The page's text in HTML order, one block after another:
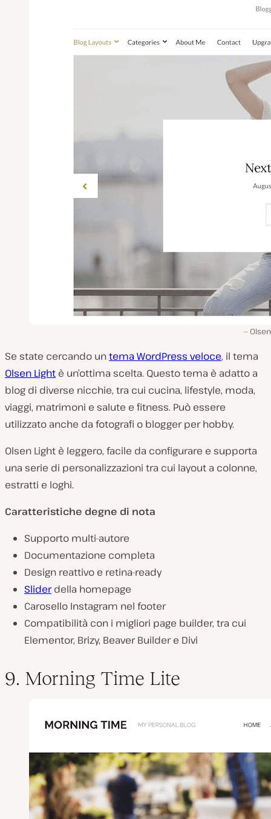
Se state cercando untema WordPress veloce, il tema
Olsen Light è un’ottima scelta. Questo tema è adatto a
blog di diverse nicchie, tra cui cucina, lifestyle, moda,
viaggi, matrimoni e salute e fitness. Può essere
utilizzato anche da fotografi o blogger per hobby.
Olsen Light è leggero, facile da configurare e supporta
una serie di personalizzazioni tra cui layout a colonne,
estratti e loghi.
Caratteristiche degne di nota
Supporto multi-autore
Documentazione completa
Design reattivo e retina-ready
Sliderdella homepage
Carosello Instagram nel footer
Compatibilità con i migliori page builder, tra cui
Elementor, Brizy, Beaver Builder e Divi
9. Morning Time Lite